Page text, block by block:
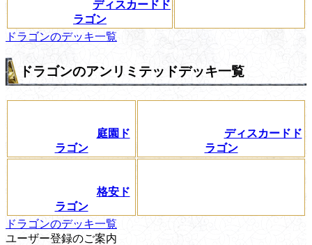
ディスカードド
ラゴン
ドラゴンのデッキ一覧
ドラゴンのアンリミテッドデッキ一覧
庭園ド
ラゴン
ディスカードド
ラゴン
格安ド
ラゴン
ドラゴンのデッキ一覧
ユーザー登録のご案内